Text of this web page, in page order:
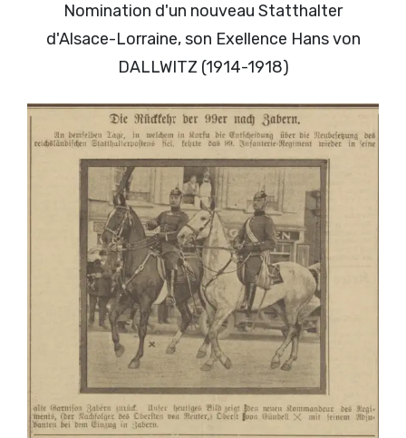
Nomination d'un nouveau Statthalter
d'Alsace-Lorraine, son Exellence Hans von
DALLWITZ (1914-1918)